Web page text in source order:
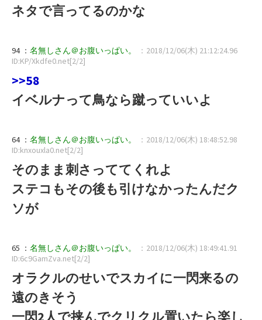
ネタで言ってるのかな
94 ： 名無しさん＠お腹いっぱい。
：2018/12/06(木) 21:12:24.96
ID:KP/Xkdfe0.net[2/2]
>>58
イベルナって鳥なら蹴っていいよ
64 ： 名無しさん＠お腹いっぱい。
：2018/12/06(木) 18:48:52.98
ID:knxouxla0.net[2/2]
そのまま刺さっててくれよ
ステコもその後も引けなかったんだク
ソが
65 ： 名無しさん＠お腹いっぱい。
：2018/12/06(木) 18:49:41.91
ID:6c9GamZva.net[2/2]
オラクルのせいでスカイに一閃来るの
遠のきそう
一閃2人で挟んでクリクル置いたら楽し